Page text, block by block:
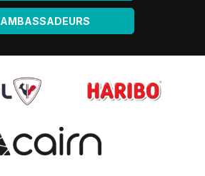
AMBASSADEURS